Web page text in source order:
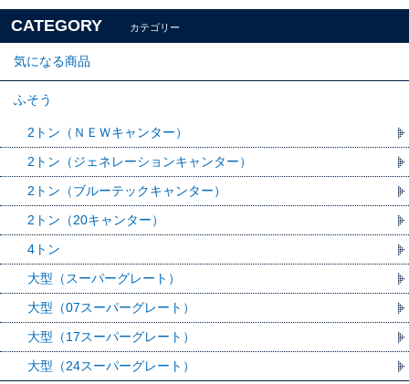
CATEGORY カテゴリー
気になる商品
ふそう
2トン（ＮＥＷキャンター）
2トン（ジェネレーションキャンター）
2トン（ブルーテックキャンター）
2トン（20キャンター）
4トン
大型（スーパーグレート）
大型（07スーパーグレート）
大型（17スーパーグレート）
大型（24スーパーグレート）